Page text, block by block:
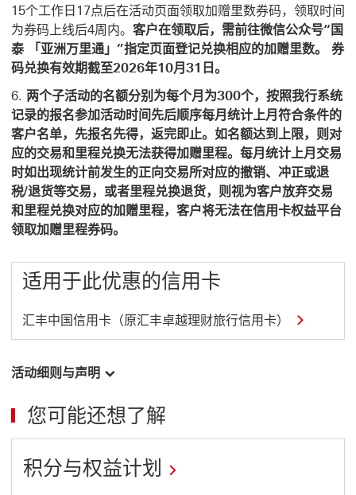
15个工作日17点后在活动页面领取加赠里数券码，领取时间
为券码上线后4周内。 客户在领取后，需前往微信公众号“国
泰 「亚洲万里通」”指定页面登记兑换相应的加赠里数。 券
码兑换有效期截至2026年10月31日。
两个子活动的名额分别为每个月为300个，按照我行系统
记录的报名参加活动时间先后顺序每月统计上月符合条件的
客户名单，先报名先得，返完即止。如名额达到上限，则对
应的交易和里程兑换无法获得加赠里程。每月统计上月交易
时如出现统计前发生的正向交易所对应的撤销、冲正或退
税/退货等交易，或者里程兑换退货，则视为客户放弃交易
和里程兑换对应的加赠里程，客户将无法在信用卡权益平台
领取加赠里程券码。
适用于此优惠的信用卡
汇丰中国信用卡（原汇丰卓越理财旅行信用卡）
丰
活动细则与声明
您可能还想了解
积分与权益计划